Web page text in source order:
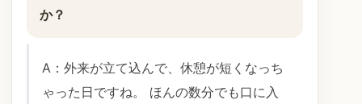
か？
A：外来が立て込んで、休憩が短くなっち
ゃった日ですね。 ほんの数分でも口に入